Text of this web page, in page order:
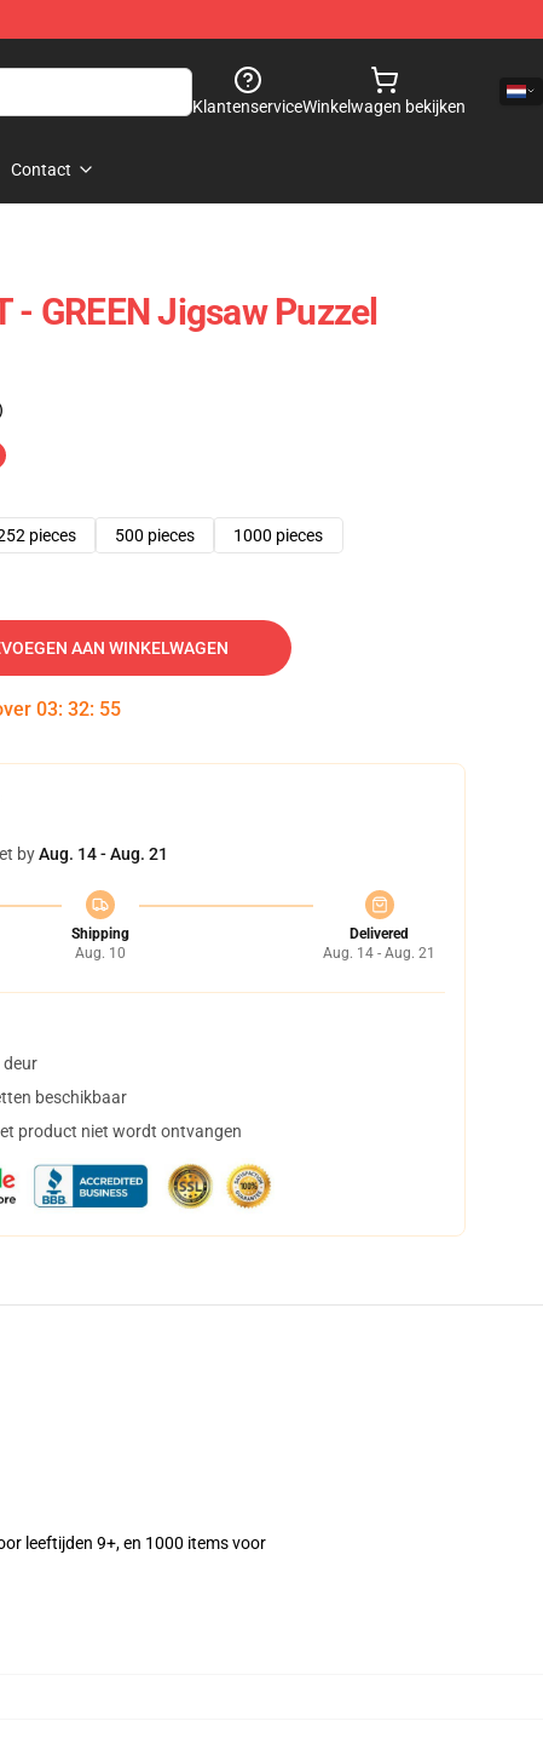
KlantenserviceWinkelwagen bekijken
Contact
- GREEN Jigsaw Puzzel
pieces 500 pieces 1000 pieces
AAN WINKELWAGEN
03: 32: 54
byAug. 14 - Aug. 21
Shipping
Aug. 10
Delivered
Aug. 14 - Aug. 21
deur
beschikbaar
product niet wordt ontvangen
leeftijden 9+, en 1000 items voor